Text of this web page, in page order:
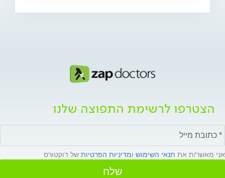
הצטרפו לרשימת התפוצה שלנו
אני מאשר/ת את תנאי השימוש ומדיניות הפרטיות של דוקטורס
שלח